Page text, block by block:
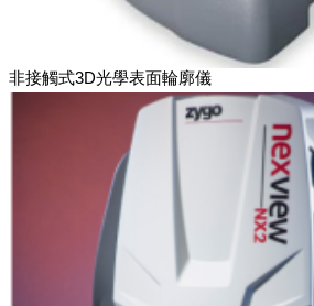
非接觸式3D光學表面輪廓儀